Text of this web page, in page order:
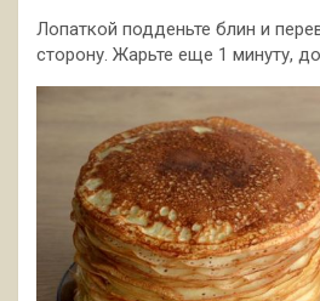
Лопаткой подденьте блин и
сторону. Жарьте еще 1 минуту,